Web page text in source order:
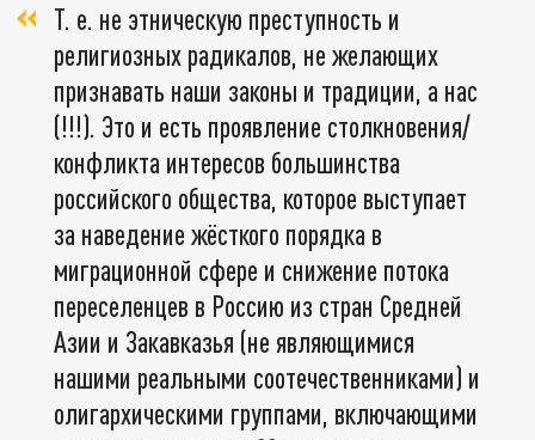
Т. е. не этническую преступность и
религиозных радикалов, не желающих
признавать наши законы и традиции, а нас
(!!!). Это и есть проявление столкновения/
конфликта интересов большинства
российского общества, которое выступает
за наведение жёсткого порядка в
миграционной сфере и снижение потока
переселенцев в Россию из стран Средней
Азии и Закавказья (не являющимися
нашими реальными соотечественниками) и
олигархическими группами, включающими